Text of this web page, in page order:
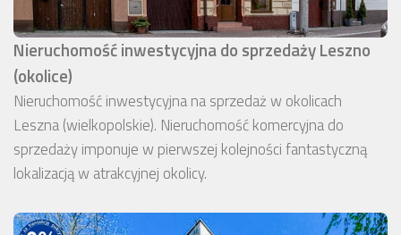
Nieruchomość inwestycyjna do sprzedaży Leszno
(okolice)
Nieruchomość inwestycyjna na sprzedaż w okolicach
Leszna (wielkopolskie). Nieruchomość komercyjna do
sprzedaży imponuje w pierwszej kolejności fantastyczną
lokalizacją w atrakcyjnej okolicy.